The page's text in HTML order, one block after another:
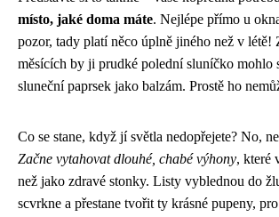
místo, jaké doma máte. Nejlépe přímo u
pozor, tady platí něco úplně jiného než v létě!
měsících by ji prudké polední sluníčko mohlo
sluneční paprsek jako balzám. Prostě ho
Co se stane, když jí světla nedopřejete? No,
Začne vytahovat dlouhé, chabé výhony, které
než jako zdravé stonky. Listy vyblednou do
scvrkne a přestane tvořit ty krásné pupeny,